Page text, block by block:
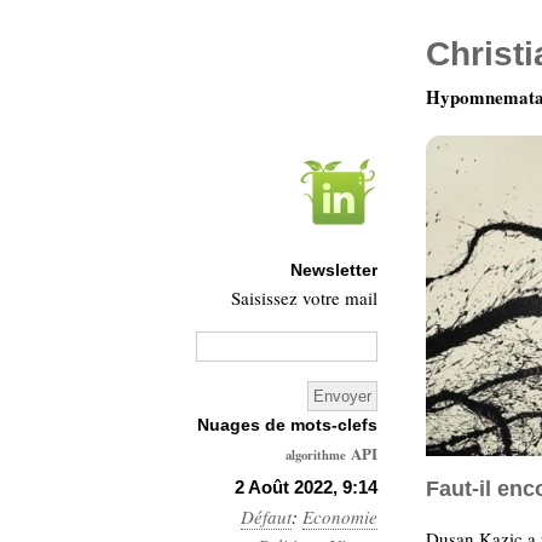
2 Août 2022, 9:14
Défaut: Economie
Faut-il
Newsletter
Saisissez votre mail
Nuages de mots-clefs
algorithme API
Architecture
Ars-